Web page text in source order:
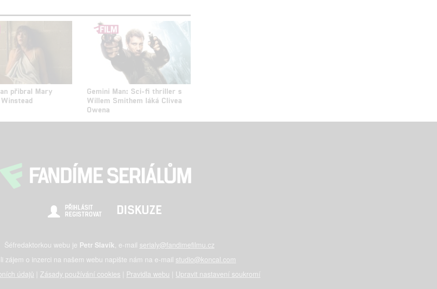
přibral Mary
Gemini Man: Sci-fi thriller s
Willem Smithem láká Clivea
Owena
PŘIHLÁSIT
REGISTROVAT
DISKUZE
Šéfredaktorkou webu je Petr Slavík , e-mail serialy@fandimefilmu.cz
zájem o inzerci na našem webu napište nám na e-mail studio@koncal.com
údajů
Zásady používání cookies Pravidla webu Upravit nastavení soukromí